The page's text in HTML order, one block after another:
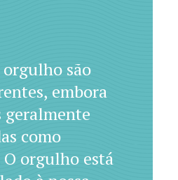
orgulho são
embora
geralmente
como
orgulho está